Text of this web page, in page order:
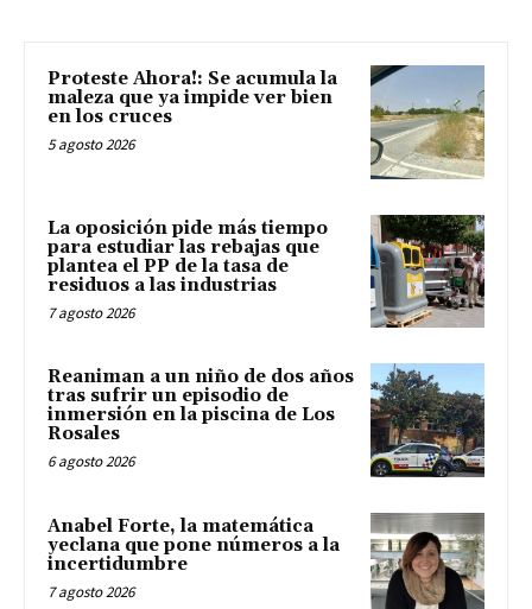
Proteste Ahora!: Se acumula la
maleza que ya impide ver bien
en los cruces
5 agosto 2026
La oposición pide más tiempo
para estudiar las rebajas que
plantea el PP de la tasa de
residuos a las industrias
7 agosto 2026
Reaniman a un niño de dos años
tras sufrir un episodio de
inmersión en la piscina de Los
Rosales
6 agosto 2026
Anabel Forte, la matemática
yeclana que pone números a la
incertidumbre
7 agosto 2026